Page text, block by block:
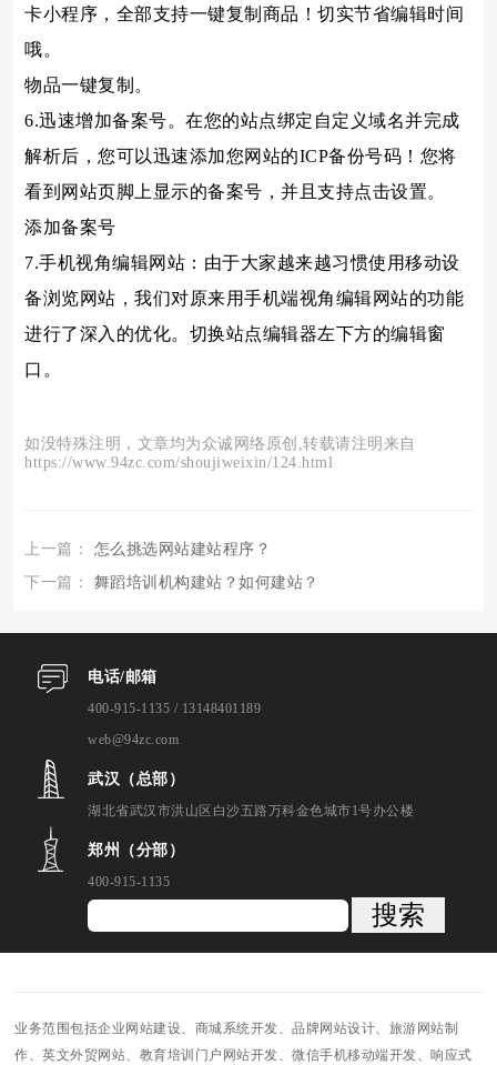
卡小程序，全部支持一键复制商品！切实节省编辑时间
哦。
物品一键复制。
6.迅速增加备案号。在您的站点绑定自定义域名并完成
解析后，您可以迅速添加您网站的ICP备份号码！您将
看到网站页脚上显示的备案号，并且支持点击设置。
添加备案号
7.手机视角编辑网站：由于大家越来越习惯使用移动设
备浏览网站，我们对原来用手机端视角编辑网站的功能
进行了深入的优化。切换站点编辑器左下方的编辑窗
口。
如没特殊注明，文章均为众诚网络原创,转载请注明来自
https://www.94zc.com/shoujiweixin/124.html
上一篇： 怎么挑选网站建站程序？
下一篇： 舞蹈培训机构建站？如何建站？
电话/邮箱
400-915-1135 / 13148401189
web@94zc.com
武汉（总部）
湖北省武汉市洪山区白沙五路万科金色城市1号办公楼
郑州（分部）
400-915-1135
搜索
业务范围包括企业网站建设、商城系统开发、品牌网站设计、旅游网站制
作、英文外贸网站、教育培训门户网站开发、微信手机移动端开发、响应式